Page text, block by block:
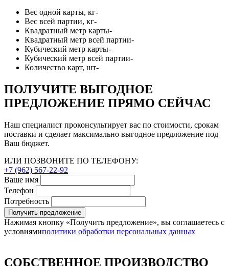
Вес одной карты, кг-
Вес всей партии, кг-
Квадратный метр карты-
Квадратный метр всей партии-
Кубический метр карты-
Кубический метр всей партии-
Количество карт, шт-
ПОЛУЧИТЕ ВЫГОДНОЕ
ПРЕДЛОЖЕНИЕ ПРЯМО СЕЙЧАС
Наш специалист проконсультирует вас по стоимости, срокам
поставки и сделает максимально выгодное предложение под
Ваш бюджет.
ИЛИ ПОЗВОНИТЕ ПО ТЕЛЕФОНУ:
+7 (962) 567-22-92
Ваше имя
Телефон
Потребность
Получить предложение
Нажимая кнопку «Получить предложение», вы соглашаетесь с
условиямиполитики обработки персональных данных
СОБСТВЕННОЕ ПРОИЗВОДСТВО